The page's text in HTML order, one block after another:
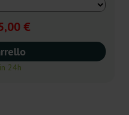
€
24h